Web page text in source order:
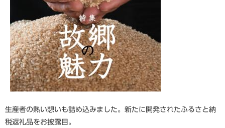
生産者の熱い想いも詰め込みました。新たに開発されたふるさと納
税返礼品をお披露目。